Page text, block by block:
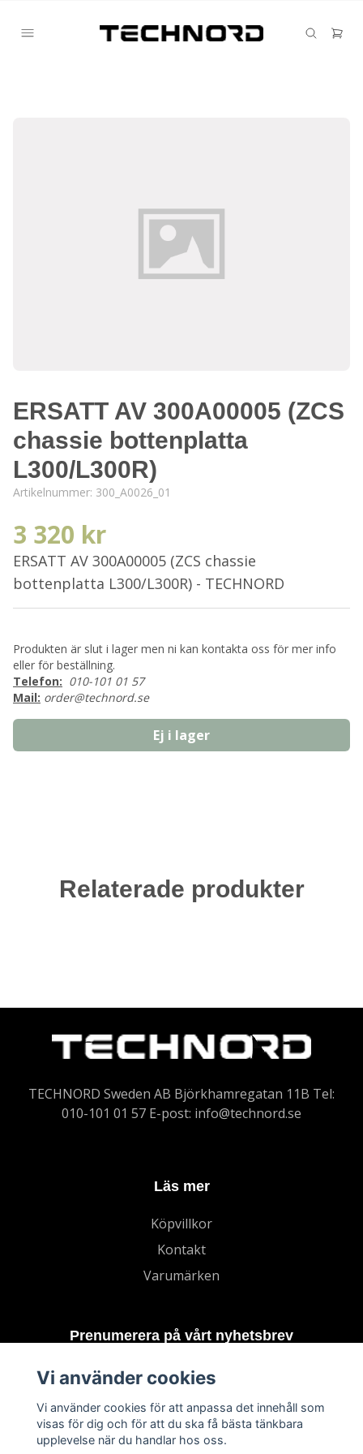
ERSATT AV 300A00005 (ZCS
chassie bottenplatta
L300/L300R)
Artikelnummer: 300_A0026_01
3 320 kr
ERSATT AV 300A00005 (ZCS chassie
bottenplatta L300/L300R) - TECHNORD
Produkten är slut i lager men ni kan kontakta oss för mer info
eller för beställning.
Telefon: 010-101 01 57
Mail: order@technord.se
Ej i lager
Relaterade produkter
TECHNORD Sweden AB Björkhamregatan 11B Tel:
010-101 01 57 E-post: info@technord.se
Läs mer
Köpvillkor
Kontakt
Varumärken
Prenumerera på vårt nyhetsbrev
Vi använder cookies
Vi använder cookies för att anpassa det innehåll som
visas för dig och för att du ska få bästa tänkbara
upplevelse när du handlar hos oss.